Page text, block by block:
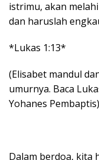
istrimu, akan
dan haruslah
*Lukas 1:13*
(Elisabet mandul
umurnya. Baca
Yohanes
Dalam berdoa, kita